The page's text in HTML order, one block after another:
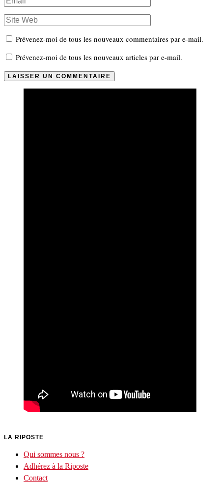
Prévenez-moi de tous les nouveaux commentaires par e-mail.
Prévenez-moi de tous les nouveaux articles par e-mail.
LA RIPOSTE
Qui sommes nous ?
Adhérez à la Riposte
Contact